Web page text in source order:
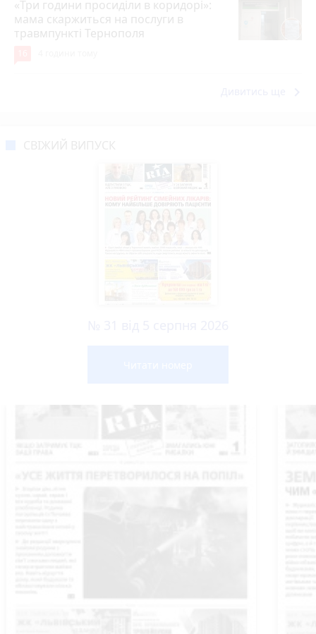
«Три години просиділи в коридорі»:
мама скаржиться на послуги в
травмпункті Тернополя